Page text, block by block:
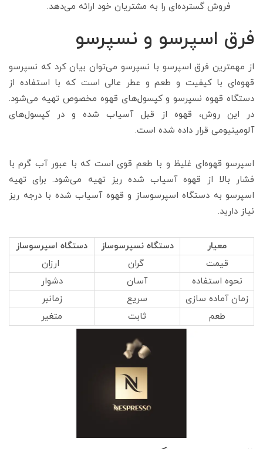
فروش گسترده‌ای را به مشتریان خود ارائه می‌دهد.
فرق اسپرسو و نسپرسو
از مهمترین فرق اسپرسو با نسپرسو می‌توان بیان کرد که نسپرسو
قهوه‌ای با کیفیت و طعم و عطر عالی است که با استفاده از
دستگاه قهوه نسپرسو و کپسول‌های قهوه مخصوص تهیه می‌شود.
در این روش، قهوه از قبل آسیاب شده و در کپسول‌های
آلومینیومی قرار داده شده است.
اسپرسو قهوه‌ای غلیظ و با طعم قوی است که با عبور آب گرم با
فشار بالا از قهوه آسیاب شده ریز تهیه می‌شود. برای تهیه
اسپرسو به دستگاه اسپرسوساز و قهوه آسیاب شده با درجه ریز
نیاز دارید.
معیار دستگاه نسپرسوساز
دستگاه اسپرسوساز
قیمت
گران
نحوه استفاده
آسان
دشوار
زمان آماده سازی
سریع
زمانبر
طعم
ثابت متغیر